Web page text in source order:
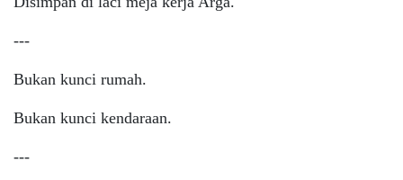
---
Bukan kunci rumah.
Bukan kunci kendaraan.
---